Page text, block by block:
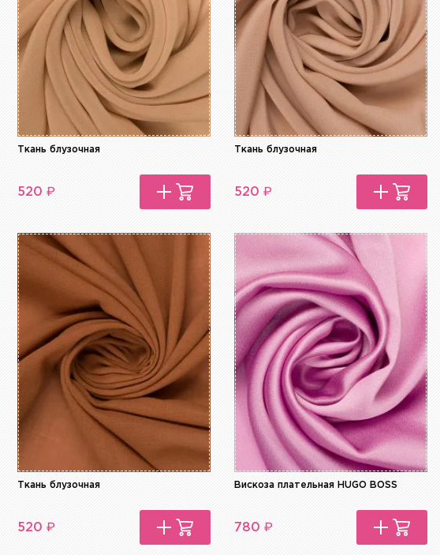
Ткань блузочная
520₽
Ткань блузочная
520₽
Ткань блузочная
520₽
Вискоза плательная HUGO BOSS
780₽